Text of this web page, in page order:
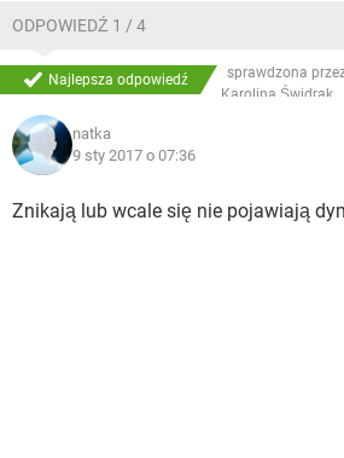
ODPOWIEDŹ 1 / 4
Najlepsza odpowiedź
sprawdzona
Karolina Świdrak
natka
9 sty 2017 o 07:36
Znikają lub wcale się nie pojawiają